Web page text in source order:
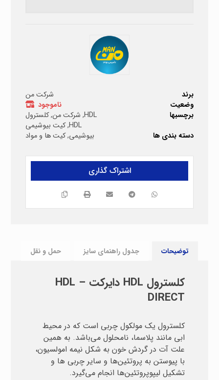
برند
شرکت من
وضعیت
ناموجود
برچسبها
HDL
, شرکت من,کلسترول
HDL
,کیت بیوشیمی
دسته بندی ها
بیوشیمی,کیت ها و مواد
توضیحات جدول راهنمای سایز حمل و نقل
کلسترول HDL دایرکت – HDL
DIRECT
کلسترول یک مولکول چربی است که در محیط
ابی مانند پلاسما، نامحلول می‌باشد. به همین
علت آت در گردش خون به شکل نیمه امولسیون،
با پیوستن به پروتئین‌ها و سایر چربی ها و
تشکیل لیپوپروتئین‌ها انجام می‌گیرد.